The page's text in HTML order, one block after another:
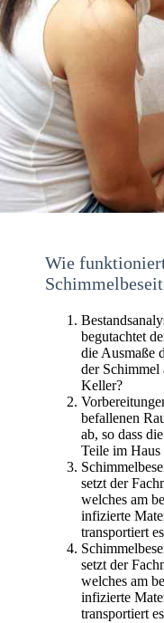
Wie
begutachtet
die Ausmaße
der Schimmel
Keller?
befallenen
ab, so dass
Teile im Haus
setzt der
welches am
infizierte
transportiert
setzt der
welches am
infizierte
transportiert